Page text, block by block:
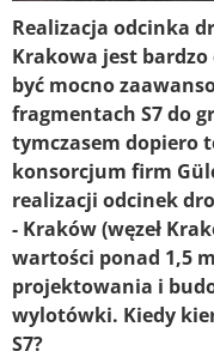
Realizacja odcinka
Krakowa jest
być mocno
fragmentach S7 do
tymczasem dopiero
konsorcjum firm
realizacji odcinek
- Kraków (węzeł
wartości ponad 1,5
projektowania i
wylotówki. Kiedy
S7?